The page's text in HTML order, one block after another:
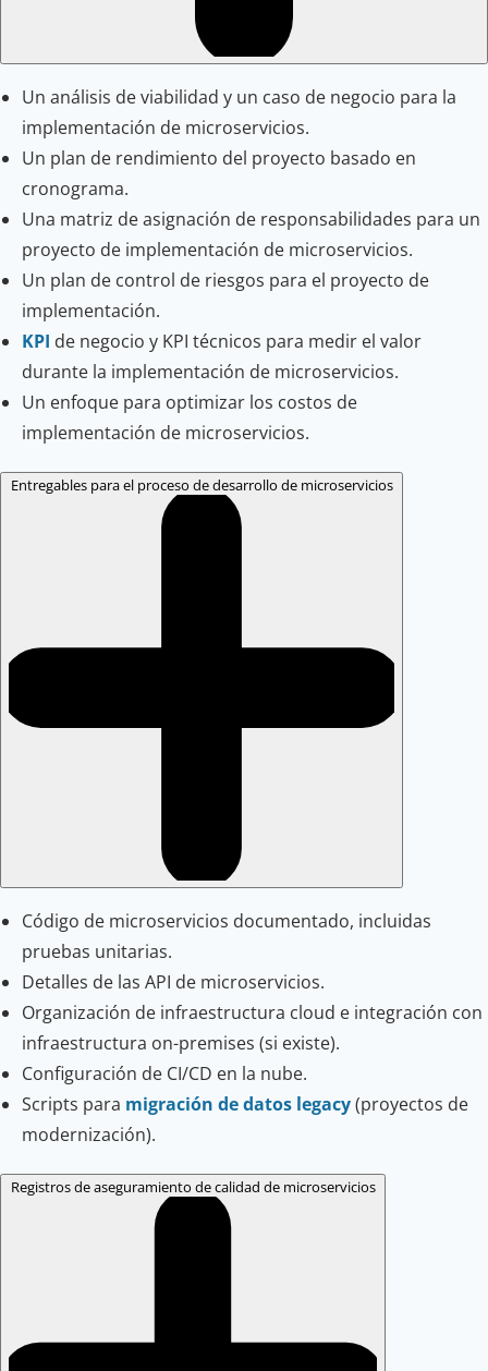
Un análisis de viabilidad y un caso de negocio para la
implementación de microservicios.
Un plan de rendimiento del proyecto basado en
cronograma.
Una matriz de asignación de responsabilidades para un
proyecto de implementación de microservicios.
Un plan de control de riesgos para el proyecto de
implementación.
KPI de negocio y KPI técnicos para medir el valor
durante la implementación de microservicios.
Un enfoque para optimizar los costos de
implementación de microservicios.
Entregables para el proceso de desarrollo de microservicios
Código de microservicios documentado, incluidas
pruebas unitarias.
Detalles de las API de microservicios.
Organización de infraestructura cloud e integración con
infraestructura on-premises (si existe).
Configuración de CI/CD en la nube.
Scripts para migración de datos legacy(proyectos de
modernización).
Registros de aseguramiento de calidad de microservicios